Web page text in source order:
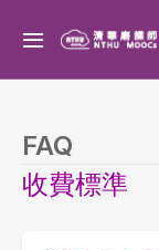
FAQ
收費標準